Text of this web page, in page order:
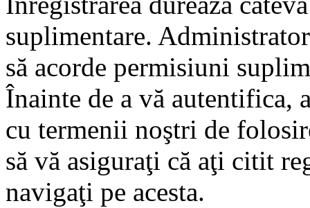
suplimentare.
să acorde permisiuni
Înainte de a vă autentifica,
cu termenii noştri de
să vă asiguraţi că aţi citit
navigaţi pe acesta.